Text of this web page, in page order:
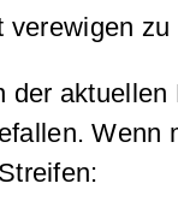
zu
der